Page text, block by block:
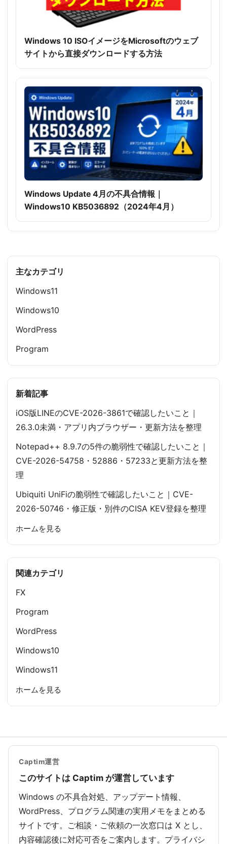
Windows 10 ISOイメージをMicrosoftのウェブ
サイトから直接ダウンロードする方法
Windows Update 4月の不具合情報｜
Windows10 KB5036892（2024年4月）
主なカテゴリ
Windows11
Windows10
WordPress
Program
新着記事
iOS版LINEのCVE-2026-3861で確認したいこと｜
26.3.0未満・アプリ内ブラウザー・更新方法を整理
Notepad++ 8.9.7の5件の脆弱性で確認したいこと｜
CVE-2026-54758・52886・57233と更新方法を整
理
Ubiquiti UniFiの脆弱性で確認したいこと｜CVE-
2026-50746・修正版・別件のCISA KEV登録を整理
ホームを見る
関連カテゴリ
FX
Program
WordPress
Windows10
Windows11
ホームを見る
Captim運営
このサイトは Captim が運営しています
Windows の不具合対処、アップデート情報、
WordPress、プログラム関連の実用メモをまとめる
サイトです。ご相談・ご依頼の一次窓口は X とし、
内容確認後に対応可否をご案内します。プライバシ